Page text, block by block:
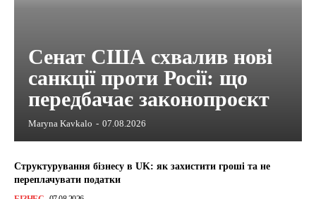
Сенат США схвалив нові
санкції проти Росії: що
передбачає законопроєкт
Maryna Kavkalo - 07.08.2026
Структурування бізнесу в UK: як захистити гроші та не
переплачувати податки